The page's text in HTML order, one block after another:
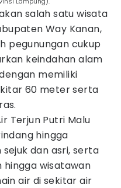
salah satu wisata
Way Kanan,
pegunungan cukup
keindahan alam
memiliki
60 meter serta
Terjun Putri Malu
hingga
dan asri, serta
hingga wisatawan
air di sekitar air